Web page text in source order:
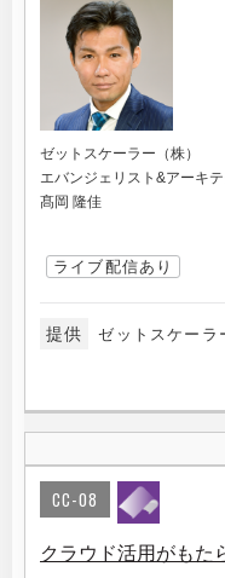
ゼットスケーラー（株）
エバンジェリスト&アーキテ
髙岡 隆佳
ライブ配信あり
提供 ゼットスケーラ
CC-08
クラウド活用がもた